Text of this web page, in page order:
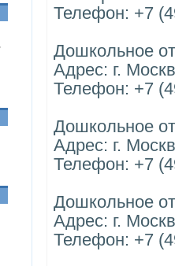
Телефон: +7
Дошкольное
Адрес: г.
Телефон: +7
Дошкольное
Адрес: г.
Телефон: +7
Дошкольное
Адрес: г.
Телефон: +7